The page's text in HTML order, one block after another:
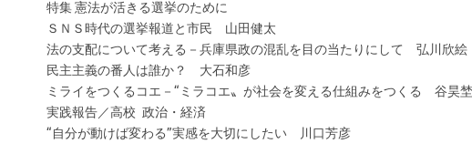
特集 憲法が活きる選挙のために
ＳＮＳ時代の選挙報道と市民 山田健太
法の支配について考える－兵庫県政の混乱を目の当たりにして 弘川欣絵
民主主義の番人は誰か？ 大石和彦
ミライをつくるコエ－“ミラコエ〟が社会を変える仕組みをつくる 谷昊埜
実践報告／高校 政治・経済
“自分が動けば変わる”実感を大切にしたい 川口芳彦